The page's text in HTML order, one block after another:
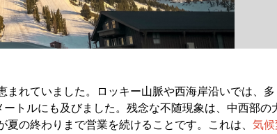
まれていました。ロッキー山脈や西海岸沿いでは、
ートルにも及びました。残念な不随現象は、中西部の
の終わりまで営業を続けることです。これは、 気